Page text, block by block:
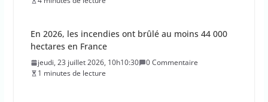
moins de 15 ans
jeudi, 23 juillet 2026, 9h09:08
2 minutes de lecture